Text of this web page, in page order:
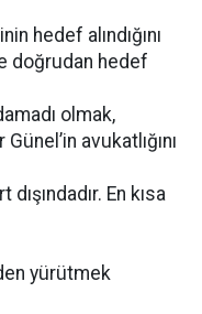
hedef alındığını
doğrudan hedef
olmak,
avukatlığını
En kısa
yürütmek